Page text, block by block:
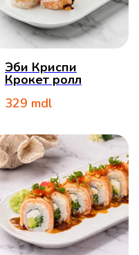
Эби Криспи
Крокет ролл
329 mdl